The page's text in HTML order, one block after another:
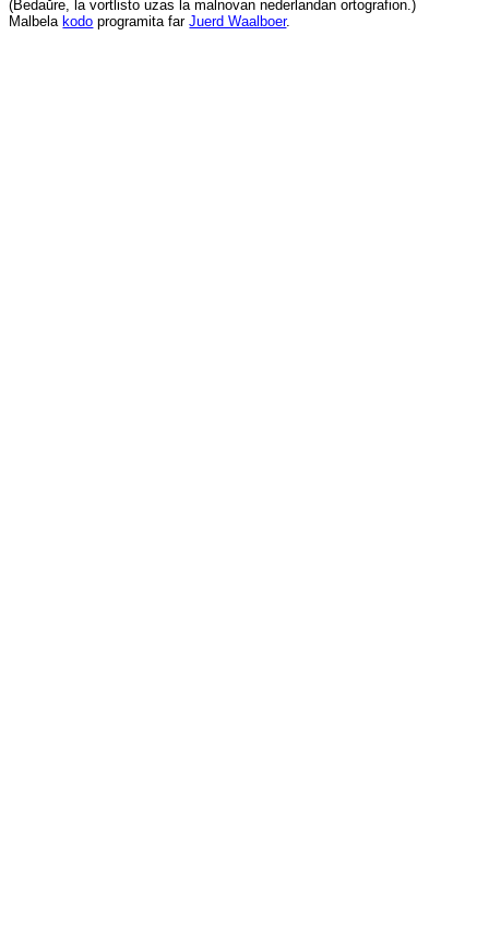
(Bedaŭre, la vortlisto uzas la malnovan nederlandan ortografion.)
Malbela kodo programita far Juerd Waalboer.